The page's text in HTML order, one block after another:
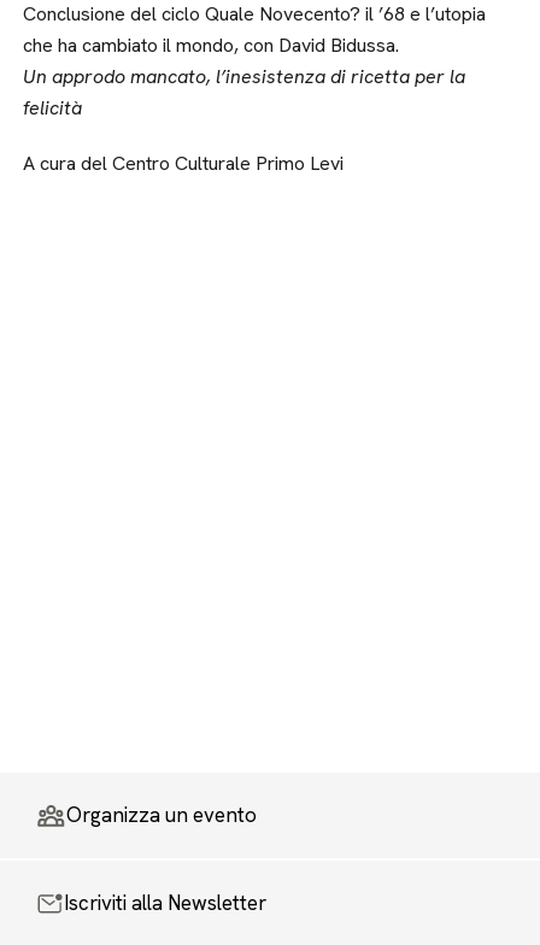
Conclusione del ciclo Quale Novecento? il ’68 e l’utopia
che ha cambiato il mondo, con David Bidussa.
Un approdo mancato, l’inesistenza di ricetta per la
felicità
A cura del Centro Culturale Primo Levi
Organizza un evento
Iscriviti alla Newsletter